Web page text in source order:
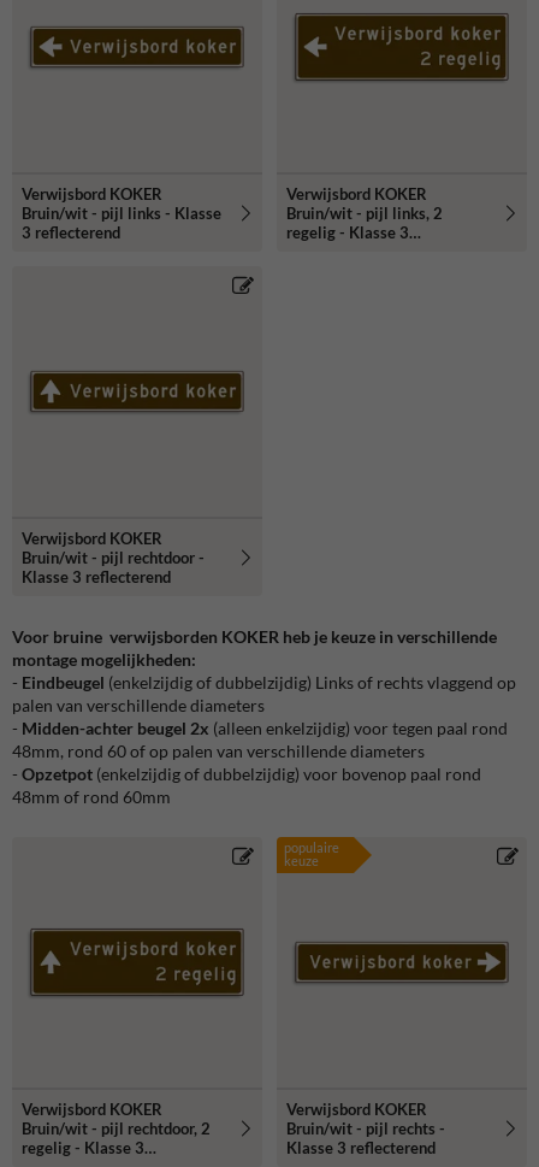
verwijsborden kokerprofiel maken wij zelf en voldoen aan de
hiervoor geldende richtlijnen. Voordeel van het kokerprofiel is dat
het zowel enkelzijdig als dubbelzijdig kan worden uitgevoerd. Onze
verwijskokers zijn standaard reflecterend klasse 3 uitgevoerd en
Verwijsbord KOKER
Bruin/wit - pijl links - Klasse
3 reflecterend
Verwijsbord KOKER
Bruin/wit - pijl links, 2
regelig - Klasse 3
Verwijsbord KOKER
Bruin/wit - pijl rechtdoor -
Klasse 3 reflecterend
Voor bruine verwijsborden KOKER heb je keuze in verschillende
montage mogelijkheden:
- Eindbeugel (enkelzijdig of dubbelzijdig) Links of rechts vlaggend op
palen van verschillende diameters
- Midden-achter beugel 2x (alleen enkelzijdig) voor tegen paal rond
48mm, rond 60 of op palen van verschillende diameters
- Opzetpot (enkelzijdig of dubbelzijdig) voor bovenop paal rond
48mm of rond 60mm
Verwijsbord KOKER
Bruin/wit - pijl rechtdoor, 2
regelig - Klasse 3
populaire
keuze
Verwijsbord KOKER
Bruin/wit - pijl rechts -
Klasse 3 reflecterend